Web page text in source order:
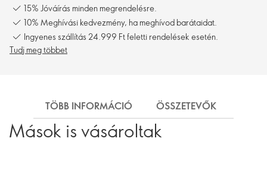
15% Jóváírás minden megrendelésre.
10% Meghívási kedvezmény, ha meghívod barátaidat.
Ingyenes szállítás 24.999 Ft feletti rendelések esetén.
Tudj meg többet
TÖBB INFORMÁCIÓ ÖSSZETEVŐK
Mások is vásároltak